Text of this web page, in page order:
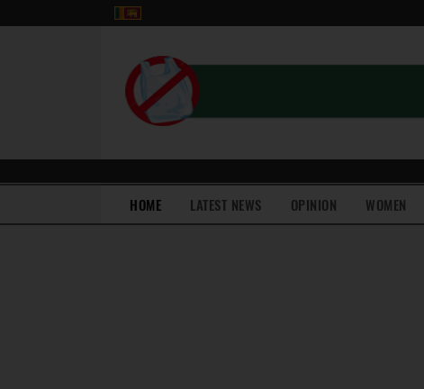
HOME(current)LATEST NEWS OPINION WOMEN